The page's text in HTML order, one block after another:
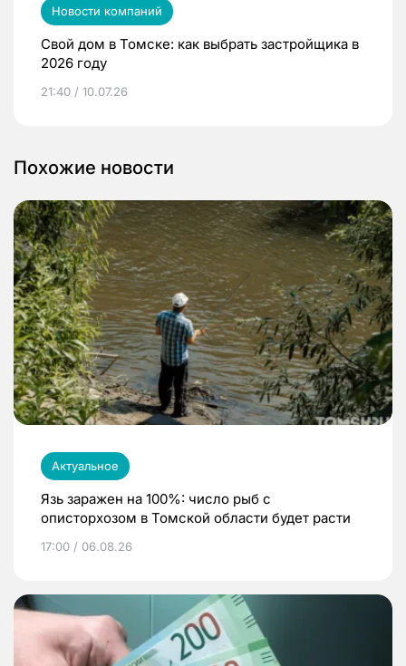
Новости компаний
Свой дом в Томске: как выбрать застройщика в
2026 году
21:40 / 10.07.26
Похожие новости
Актуальное
Язь заражен на 100%: число рыб с
описторхозом в Томской области будет расти
17:00 / 06.08.26